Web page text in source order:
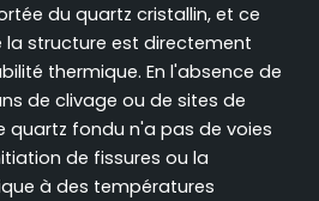
du quartz cristallin, et ce
structure est directement
thermique. En l'absence de
de clivage ou de sites de
quartz fondu n'a pas de voies
de fissures ou la
à des températures